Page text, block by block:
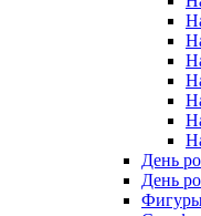
День
День